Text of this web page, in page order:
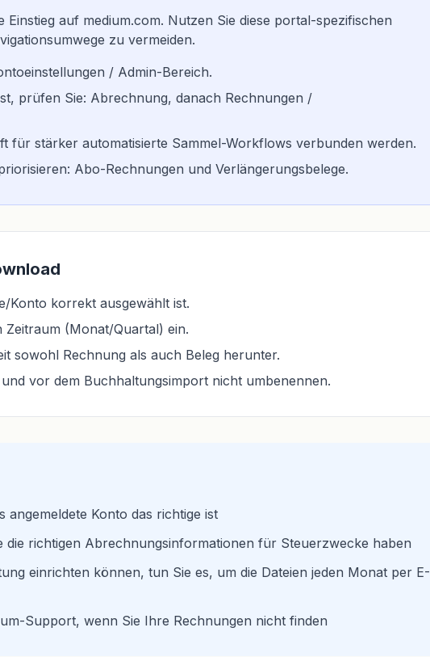
Einstieg auf medium.com. Nutzen Sie diese portal-spezifischen
zu vermeiden.
/ Admin-Bereich.
prüfen Sie: Abrechnung, danach Rechnungen /
für stärker automatisierte Sammel-Workflows verbunden werden.
Abo-Rechnungen und Verlängerungsbelege.
Konto korrekt ausgewählt ist.
Zeitraum (Monat/Quartal) ein.
sowohl Rechnung als auch Beleg herunter.
vor dem Buchhaltungsimport nicht umbenennen.
angemeldete Konto das richtige ist
die richtigen Abrechnungsinformationen für Steuerzwecke haben
einrichten können, tun Sie es, um die Dateien jeden Monat per E-
Support, wenn Sie Ihre Rechnungen nicht finden